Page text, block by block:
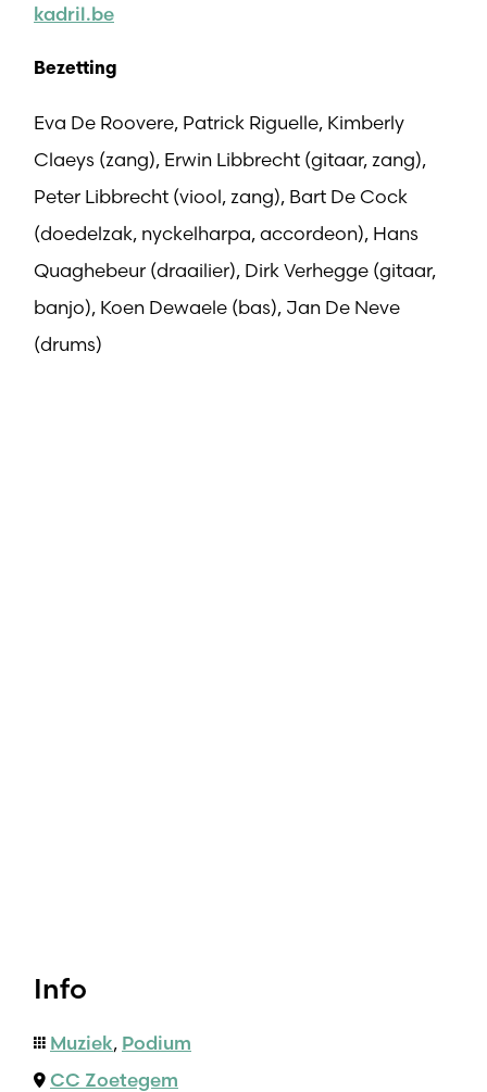
kadril.be
Bezetting
Eva De Roovere, Patrick Riguelle, Kimberly
Claeys (zang), Erwin Libbrecht (gitaar, zang),
Peter Libbrecht (viool, zang), Bart De Cock
(doedelzak, nyckelharpa, accordeon), Hans
Quaghebeur (draailier), Dirk Verhegge (gitaar,
banjo), Koen Dewaele (bas), Jan De Neve
(drums)
Info
Muziek, Podium
CC Zoetegem